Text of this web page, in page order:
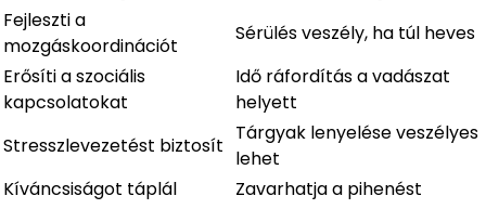
Fejleszti a
mozgáskoordinációt
Sérülés veszély, ha túl heves
Erősíti a szociális
kapcsolatokat
Idő ráfordítás a vadászat
helyett
Stresszlevezetést biztosít
Tárgyak lenyelése veszélyes
lehet
Kíváncsiságot táplál
Zavarhatja a pihenést